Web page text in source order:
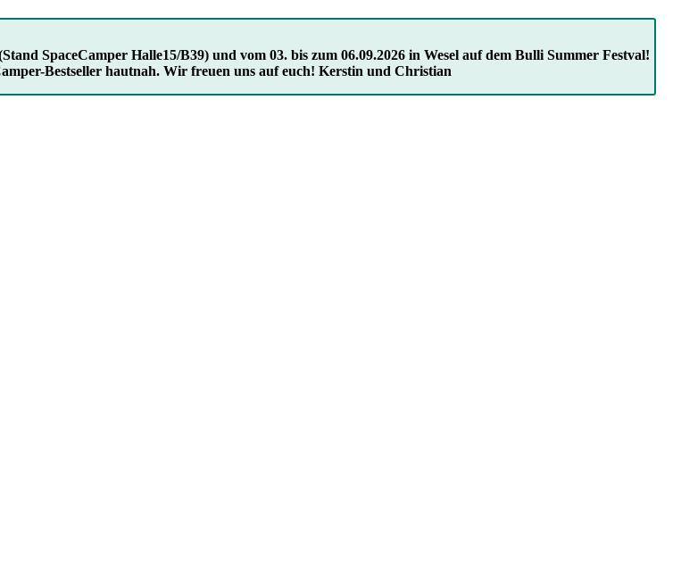
SpaceCamper Halle15/B39) und vom 03. bis zum 06.09.2026 in Wesel auf dem Bulli Summer Festval!
Bestseller hautnah. Wir freuen uns auf euch! Kerstin und Christian